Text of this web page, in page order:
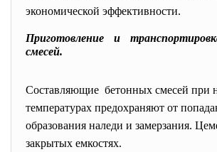
экономической эффективности.
Приготовление и
смесей.
Составляющие бетонных смесей при
температурах предохраняют от
образования наледи и замерзания.
закрытых емкостях.